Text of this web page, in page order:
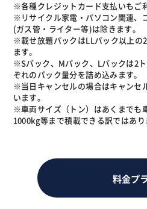
※各種クレジットカード支払いもご
※リサイクル家電・パソコン関連、
(ガス管・ライター等)は除きます。
※載せ放題パックはLLパック以上の
ます。
※Sパック、Mパック、Lパックは2
ぞれのパック量分を詰め込みます。
※当日キャンセルの場合はキャンセ
います。
※車両サイズ（トン）はあくまでも
1000kg等まで積載できる訳ではあり
料金プ